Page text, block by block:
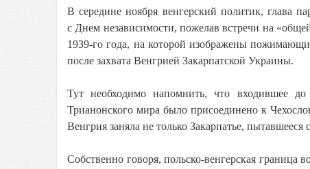
В середине ноября венгерский политик, глава
с Днем независимости, пожелав встречи на
1939-го года, на которой изображены
после захвата Венгрией Закарпатской Украины.
Тут необходимо напомнить, что входившее
Трианонского мира было присоединено к
Венгрия заняла не только Закарпатье,
Собственно говоря, польско-венгерская